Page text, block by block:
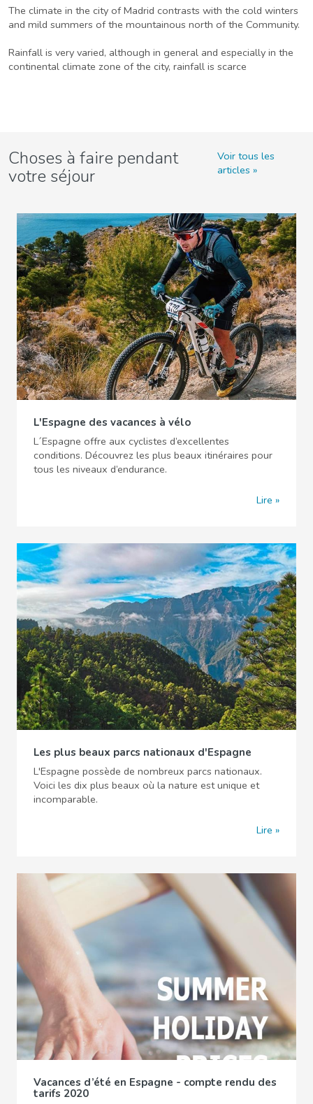
The climate in the city of Madrid contrasts with the cold winters
and mild summers of the mountainous north of the Community.
Rainfall is very varied, although in general and especially in the
continental climate zone of the city, rainfall is scarce
Choses à faire pendant
votre séjour
Voir tous les
articles
L'Espagne des vacances à vélo
L´Espagne offre aux cyclistes d’excellentes
conditions. Découvrez les plus beaux itinéraires pour
tous les niveaux d’endurance.
Lire
Les plus beaux parcs nationaux d'Espagne
L'Espagne possède de nombreux parcs nationaux.
Voici les dix plus beaux où la nature est unique et
incomparable.
Lire
Vacances d’été en Espagne - compte rendu des
tarifs 2020